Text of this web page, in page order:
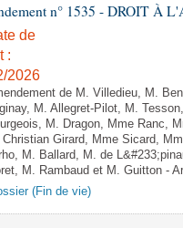
n° 1535 - DROIT À
de
:
2026
de M. Villedieu, M.
M. Allegret-Pilot, M.
M. Dragon, Mme Ranc,
Christian Girard, Mme Sicard,
M. Ballard, M. de
M. Rambaud et M. Guitton -
(Fin de vie)